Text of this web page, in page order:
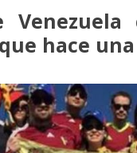
Venezuela
hace